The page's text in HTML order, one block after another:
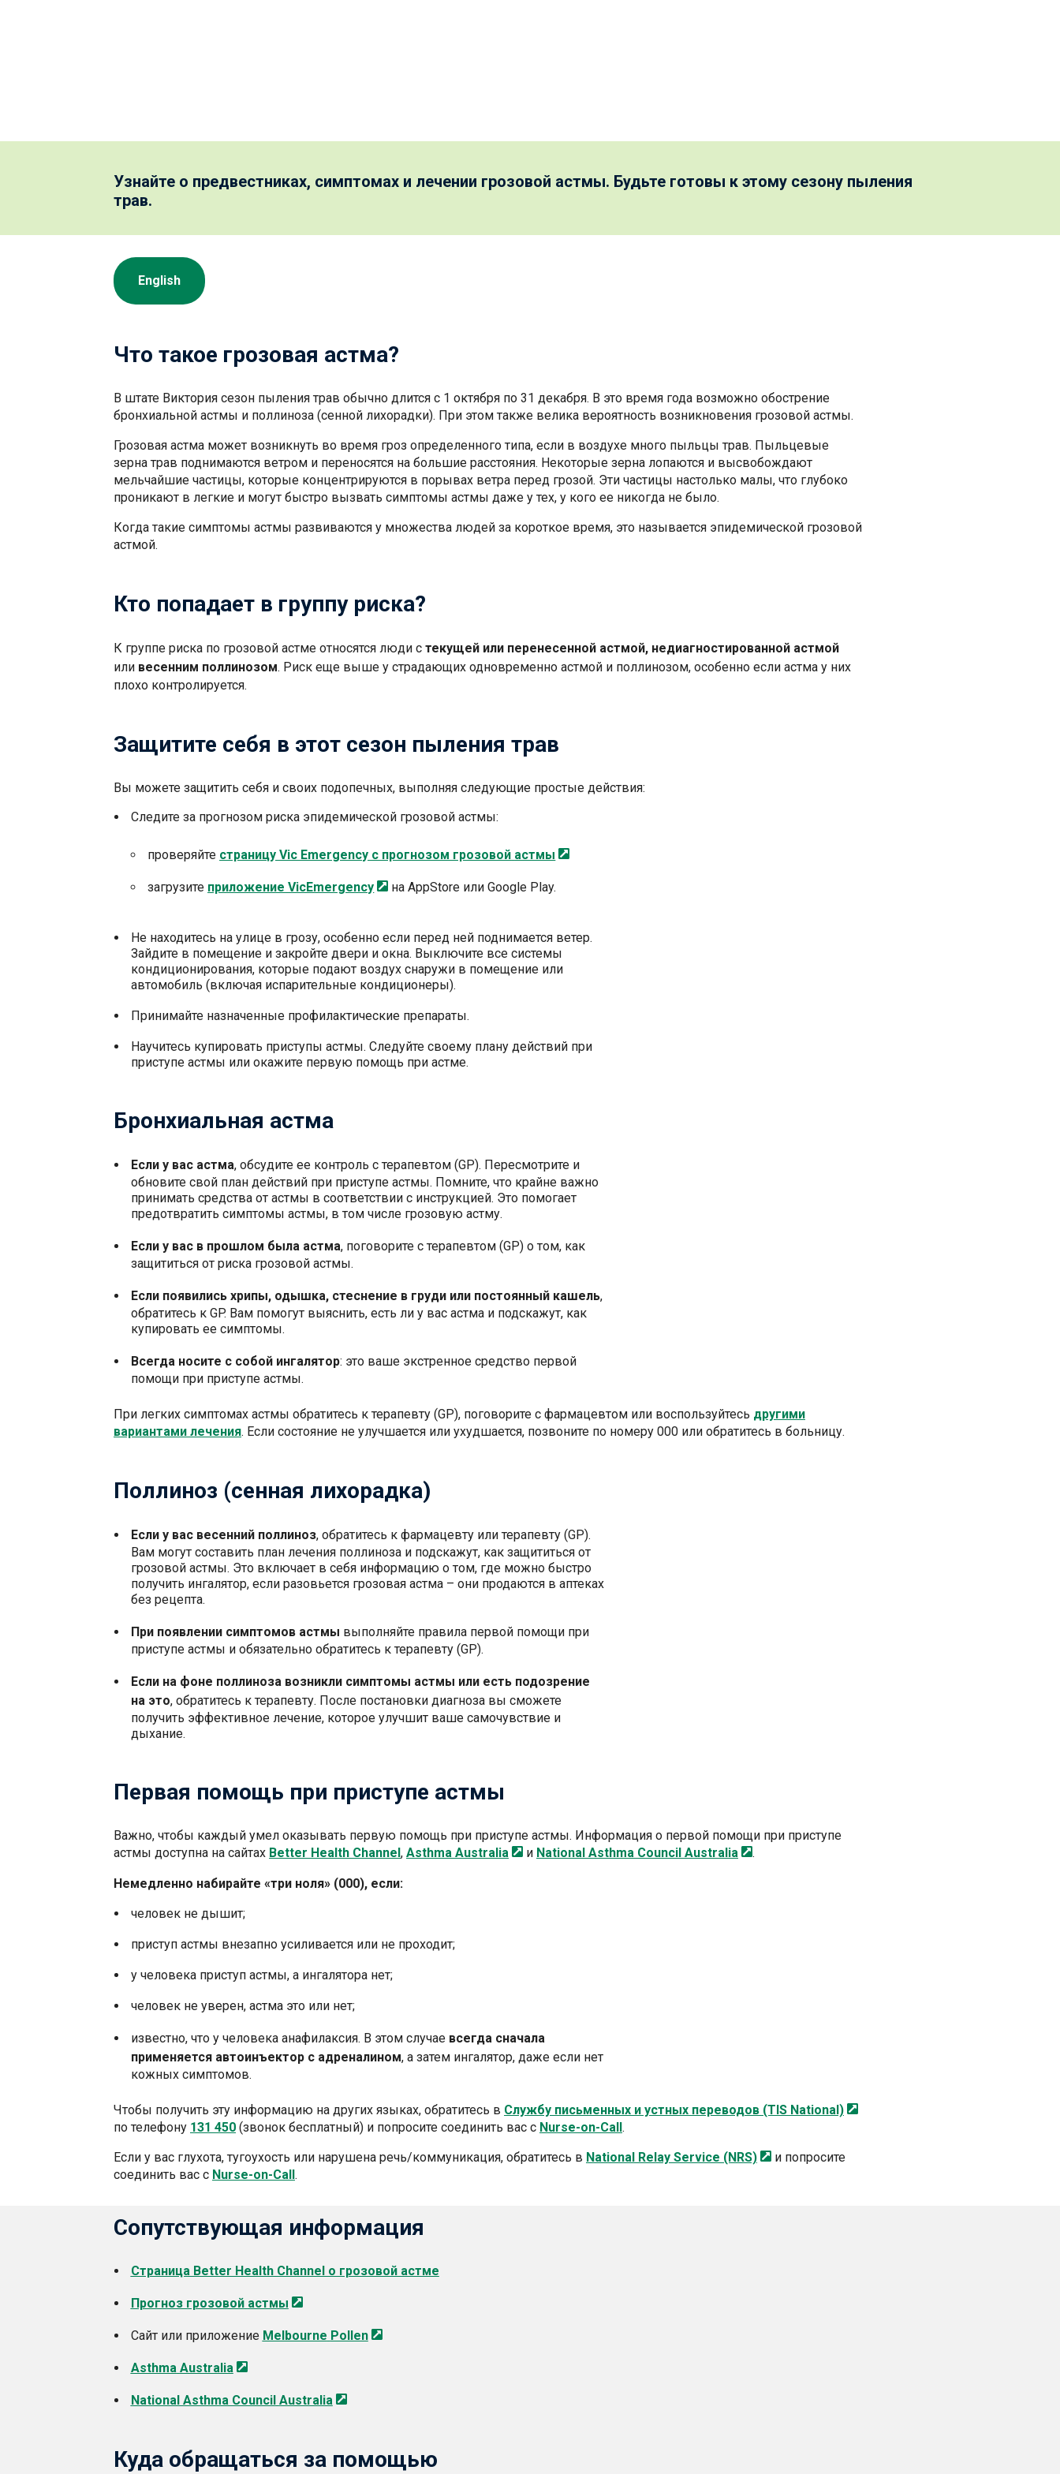
Узнайте о предвестниках, симптомах и лечении грозовой астмы. Будьте готовы к этому сезону пыления
трав.
English
Что такое грозовая астма?
В штате Виктория сезон пыления трав обычно длится с 1 октября по 31 декабря. В это время года возможно обострение
бронхиальной астмы и поллиноза (сенной лихорадки). При этом также велика вероятность возникновения грозовой астмы.
Грозовая астма может возникнуть во время гроз определенного типа, если в воздухе много пыльцы трав. Пыльцевые
зерна трав поднимаются ветром и переносятся на большие расстояния. Некоторые зерна лопаются и высвобождают
мельчайшие частицы, которые концентрируются в порывах ветра перед грозой. Эти частицы настолько малы, что глубоко
проникают в легкие и могут быстро вызвать симптомы астмы даже у тех, у кого ее никогда не было.
Когда такие симптомы астмы развиваются у множества людей за короткое время, это называется эпидемической грозовой
астмой.
Кто попадает в группу риска?
К группе риска по грозовой астме относятся люди с текущей или перенесенной астмой, недиагностированной астмой
или весенним поллинозом. Риск еще выше у страдающих одновременно астмой и поллинозом, особенно если астма у них
плохо контролируется.
Защитите себя в этот сезон пыления трав
Вы можете защитить себя и своих подопечных, выполняя следующие простые действия:
Следите за прогнозом риска эпидемической грозовой астмы:
проверяйте страницу Vic Emergency с прогнозом грозовой астмы
загрузите приложение VicEmergency на AppStore или Google Play.
Не находитесь на улице в грозу, особенно если перед ней поднимается ветер.
Зайдите в помещение и закройте двери и окна. Выключите все системы
кондиционирования, которые подают воздух снаружи в помещение или
автомобиль (включая испарительные кондиционеры).
Принимайте назначенные профилактические препараты.
Научитесь купировать приступы астмы. Следуйте своему плану действий при
приступе астмы или окажите первую помощь при астме.
Бронхиальная астма
Если у вас астма, обсудите ее контроль с терапевтом (GP). Пересмотрите и
обновите свой план действий при приступе астмы. Помните, что крайне важно
принимать средства от астмы в соответствии с инструкцией. Это помогает
предотвратить симптомы астмы, в том числе грозовую астму.
Если у вас в прошлом была астма, поговорите с терапевтом (GP) о том, как
защититься от риска грозовой астмы.
Если появились хрипы, одышка, стеснение в груди или постоянный кашель,
обратитесь к GP. Вам помогут выяснить, есть ли у вас астма и подскажут, как
купировать ее симптомы.
Всегда носите с собой ингалятор: это ваше экстренное средство первой
помощи при приступе астмы.
При легких симптомах астмы обратитесь к терапевту (GP), поговорите с фармацевтом или воспользуйтесь другими
вариантами лечения. Если состояние не улучшается или ухудшается, позвоните по номеру 000 или обратитесь в больницу.
Поллиноз (сенная лихорадка)
Если у вас весенний поллиноз, обратитесь к фармацевту или терапевту (GP).
Вам могут составить план лечения поллиноза и подскажут, как защититься от
грозовой астмы. Это включает в себя информацию о том, где можно быстро
получить ингалятор, если разовьется грозовая астма – они продаются в аптеках
без рецепта.
При появлении симптомов астмы выполняйте правила первой помощи при
приступе астмы и обязательно обратитесь к терапевту (GP).
Если на фоне поллиноза возникли симптомы астмы или есть подозрение
на это, обратитесь к терапевту. После постановки диагноза вы сможете
получить эффективное лечение, которое улучшит ваше самочувствие и
дыхание.
Первая помощь при приступе астмы
Важно, чтобы каждый умел оказывать первую помощь при приступе астмы. Информация о первой помощи при приступе
астмы доступна на сайтах Better Health Channel, Asthma Australia и National Asthma Council Australia .
Немедленно набирайте «три ноля» (000), если:
человек не дышит;
приступ астмы внезапно усиливается или не проходит;
у человека приступ астмы, а ингалятора нет;
человек не уверен, астма это или нет;
известно, что у человека анафилаксия. В этом случае всегда сначала
применяется автоинъектор с адреналином, а затем ингалятор, даже если нет
кожных симптомов.
Чтобы получить эту информацию на других языках, обратитесь в Службу письменных и устных переводов (TIS National)
по телефону 131 450 (звонок бесплатный) и попросите соединить вас с Nurse-on-Call.
Если у вас глухота, тугоухость или нарушена речь/коммуникация, обратитесь в National Relay Service (NRS)
и попросите
соединить вас с Nurse-on-Call.
Сопутствующая информация
Страница Better Health Channel о грозовой астме
Прогноз грозовой астмы
Сайт или приложение Melbourne Pollen
Asthma Australia
National Asthma Council Australia
Куда обращаться за помощью